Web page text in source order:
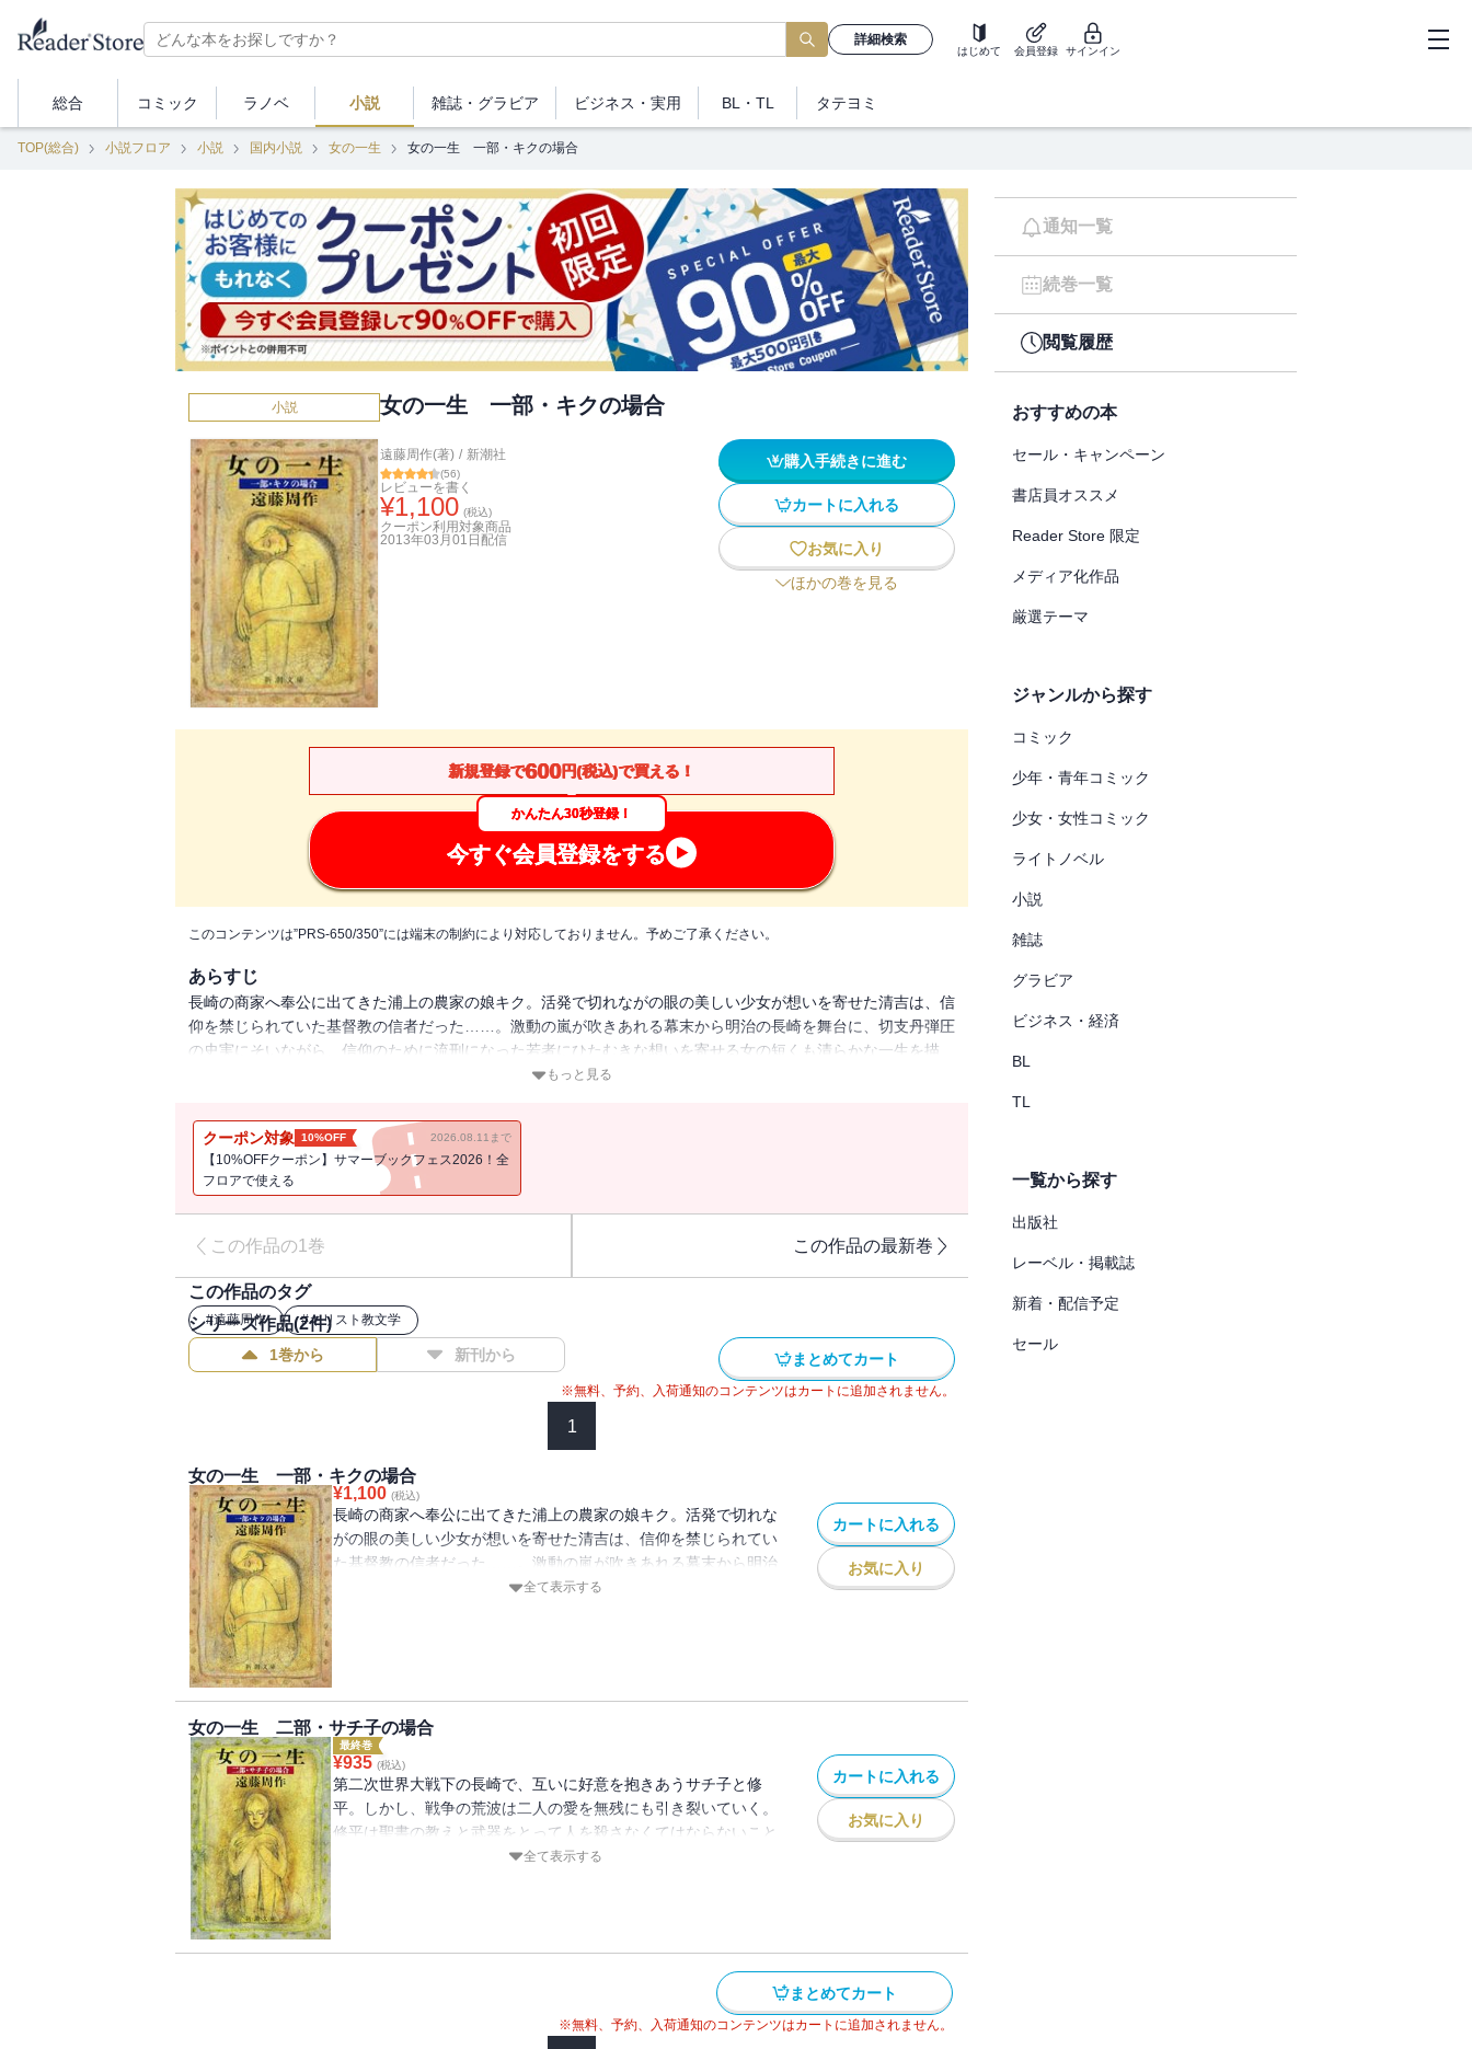
詳細検索
はじめて 会員登録 サインイン
総合 コミック ラノベ 小説 雑誌・ グラビア ビジネス ・実用 BL・TL タテヨミ
TOP(総合) 小説フロア 小説 国内小説 女の一生 女の一生 一部・キクの場合
小説 女の一生 一部・キクの場合
遠藤周作(著) / 新潮社
(56)
レビューを書く
¥1,100 (税込)
クーポン利用対象商品
2013年03月01日 配信
購入手続きに進む
カートに入れる
お気に入り
ほかの巻を見る
新規登録で600円(税込)で買える！
かんたん30秒登録！
今すぐ会員登録をする
このコンテンツは”PRS-650/350”には端末の制約により対応しておりません。予めご了承ください。
あらすじ
長崎の商家へ奉公に出てきた浦上の農家の娘キク。活発で切れながの眼の美しい少女が想いを寄せた清吉は、信
仰を禁じられていた基督教の信者だった……。激動の嵐が吹きあれる幕末から明治の長崎を舞台に、切支丹弾圧
の史実にそいながら、信仰のために流刑になった若者にひたむきな想いを寄せる女の短くも清らかな一生を描
き、キリスト教と日本の風土とのかかわりを鋭く追求する。
もっと見る
クーポン対象 10%OFF 2026.08.11まで
【10%OFFクーポン】サマーブックフェス2026！全
フロアで使える
この作品の1巻 この作品の最新巻
この作品のタグ
#遠藤周作 #キリスト教文学
シリーズ作品(2件)
1巻から 新刊から まとめてカート
※無料、予約、入荷通知のコンテンツはカートに追加されません。
1
女の一生 一部・キクの場合
¥1,100 (税込)
長崎の商家へ奉公に出てきた浦上の農家の娘キク。活発で切れな
がの眼の美しい少女が想いを寄せた清吉は、信仰を禁じられてい
た基督教の信者だった……。激動の嵐が吹きあれる幕末から明治
の長崎を舞台に、切支丹弾圧の史実にそいながら、信仰のために
全て表示する
カートに入れる
お気に入り
女の一生 二部・サチ子の場合
最終巻
¥935 (税込)
第二次世界大戦下の長崎で、互いに好意を抱きあうサチ子と修
平。しかし、戦争の荒波は二人の愛を無残にも引き裂いていく。
修平は聖書の教えと武器をとって人を殺さなくてはならないこと
への矛盾に苦しみつつ、特攻隊員として出撃する。そして、サチ
全て表示する
カートに入れる
お気に入り
まとめてカート
※無料、予約、入荷通知のコンテンツはカートに追加されません。
通知一覧
続巻一覧
閲覧履歴
おすすめの本
セール・キャンペーン
書店員オススメ
Reader Store 限定
メディア化作品
厳選テーマ
ジャンルから探す
コミック
少年・青年コミック
少女・女性コミック
ライトノベル
小説
雑誌
グラビア
ビジネス・経済
BL
TL
一覧から探す
出版社
レーベル・掲載誌
新着・配信予定
セール